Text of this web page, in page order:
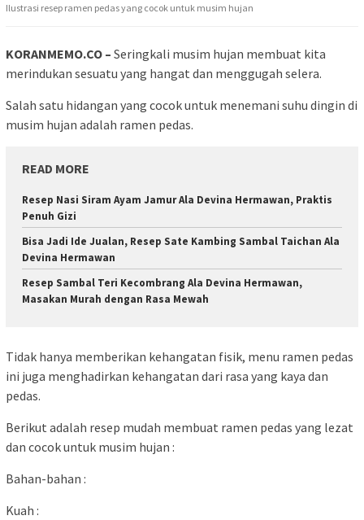
Ilustrasi resep ramen pedas yang cocok untuk musim hujan
KORANMEMO.CO – Seringkali musim hujan membuat kita
merindukan sesuatu yang hangat dan menggugah selera.
Salah satu hidangan yang cocok untuk menemani suhu dingin di
musim hujan adalah ramen pedas.
READ MORE
Resep Nasi Siram Ayam Jamur Ala Devina Hermawan, Praktis
Penuh Gizi
Bisa Jadi Ide Jualan, Resep Sate Kambing Sambal Taichan Ala
Devina Hermawan
Resep Sambal Teri Kecombrang Ala Devina Hermawan,
Masakan Murah dengan Rasa Mewah
Tidak hanya memberikan kehangatan fisik, menu ramen pedas
ini juga menghadirkan kehangatan dari rasa yang kaya dan
pedas.
Berikut adalah resep mudah membuat ramen pedas yang lezat
dan cocok untuk musim hujan :
Bahan-bahan :
Kuah :